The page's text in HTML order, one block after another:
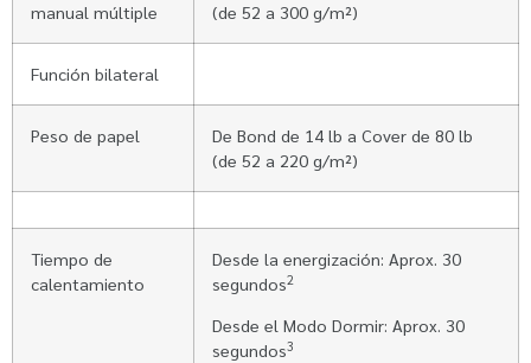
manual múltiple
(de 52 a 300 g/m²)
Función bilateral
Peso de papel
De Bond de 14 lb a Cover de 80 lb
(de 52 a 220 g/m²)
Tiempo de
calentamiento
Desde la energización: Aprox. 30
segundos2
Desde el Modo Dormir: Aprox. 30
segundos3